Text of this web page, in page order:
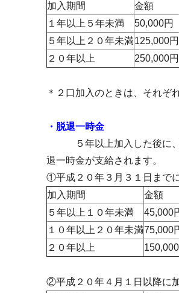
加入期間
金額
１年以上５年未満
50,000円
５年以上２０年未満125,000円
２０年以上
250,000円
＊２口加入のときは、それぞ
・脱退一時金
５年以上加入した後に
退一時金が支給されます。
①平成２０年３月３１日まで
加入期間
金額
５年以上１０年未満
45,000
１０年以上２０年未満75,000
２０年以上
②平成２０年４月１日以降に